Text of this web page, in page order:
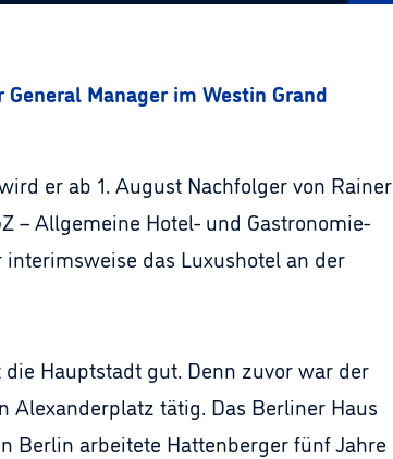
Manager im Westin Grand
er ab 1. August Nachfolger von Rainer
– Allgemeine Hotel- und Gastronomie-
das Luxushotel an der
Hauptstadt gut. Denn zuvor war der
Alexanderplatz tätig. Das Berliner Haus
Berlin arbeitete Hattenberger fünf Jahre